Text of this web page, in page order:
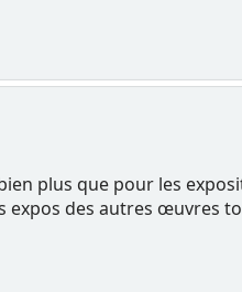
plus que pour les
des autres œuvres